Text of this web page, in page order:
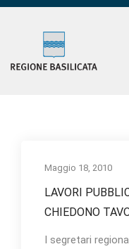
Maggio 18, 2010
LAVORI
CHIEDONO
I segretari